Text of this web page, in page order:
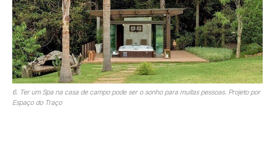
6. Ter um Spa na casa de campo pode ser o sonho para muitas pessoas. Projeto por
Espaço do Traço